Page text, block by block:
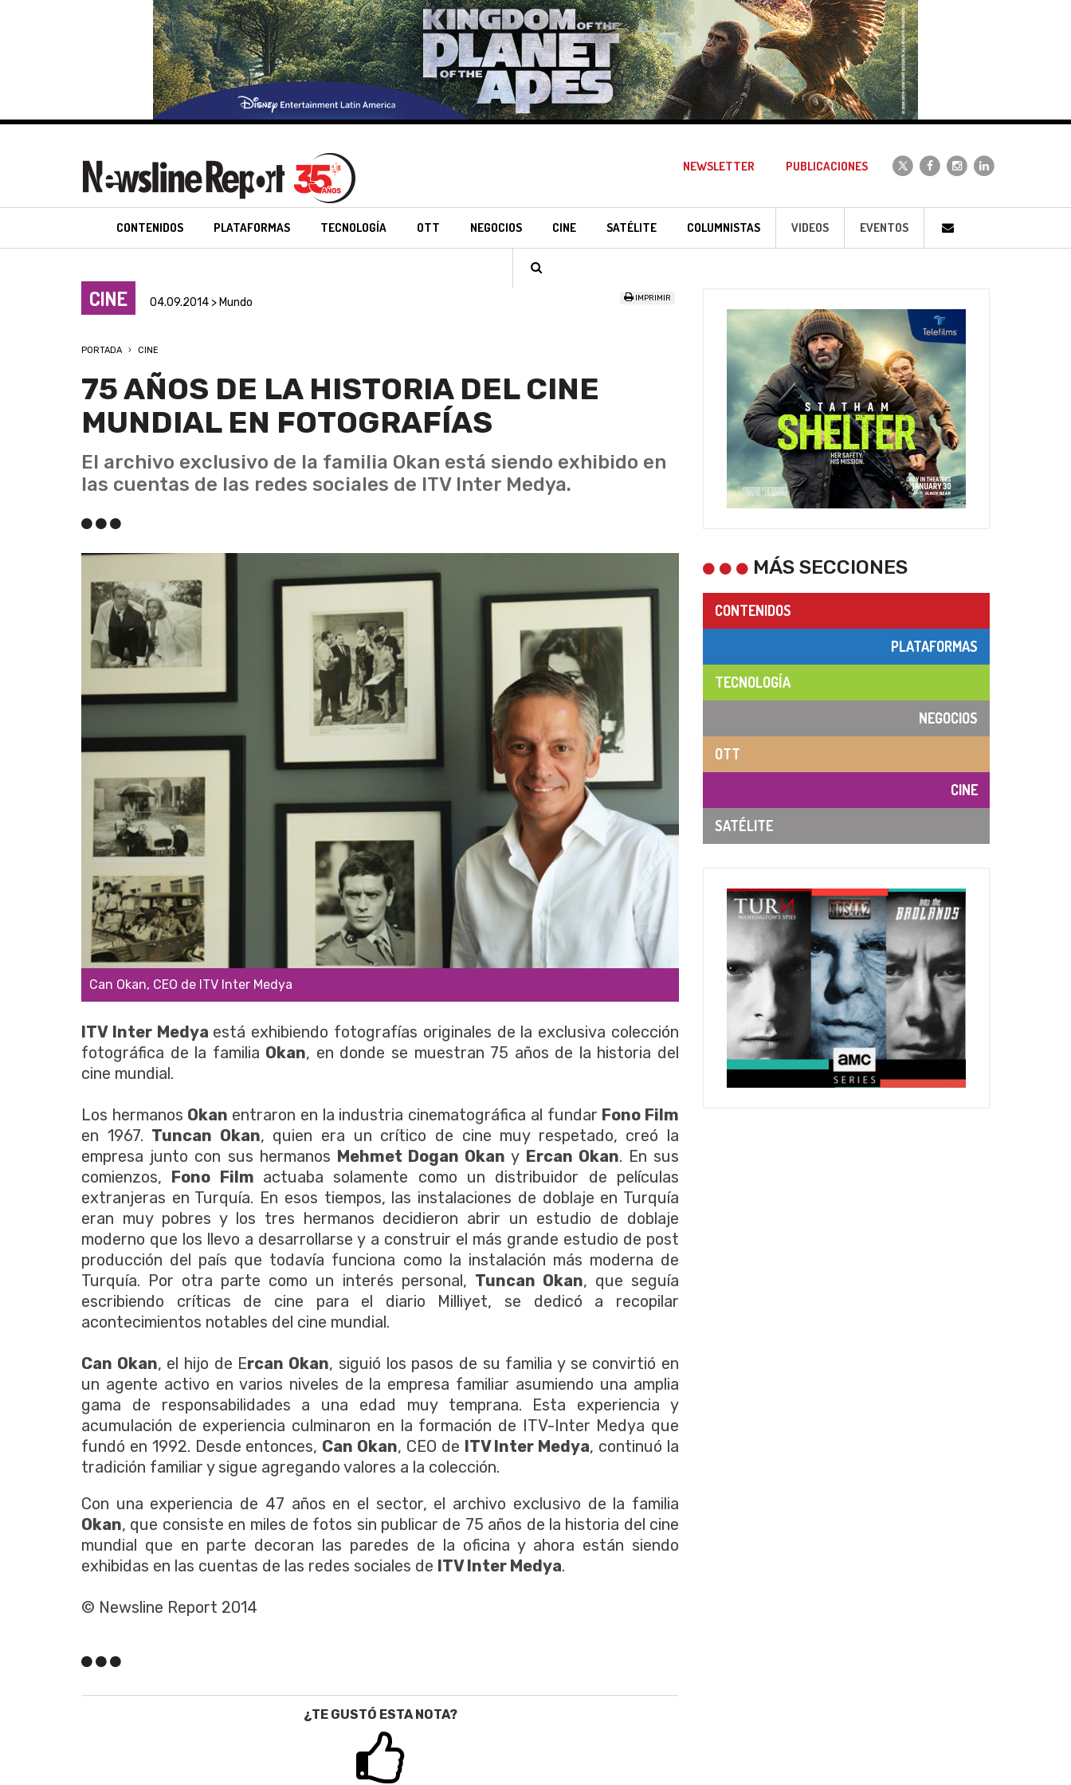
NEWSLETTER PUBLICACIONES
CONTENIDOS PLATAFORMAS TECNOLOGÍA OTT NEGOCIOS CINE SATÉLITE COLUMNISTAS VIDEOS EVENTOS
CINE 04.09.2014 > Mundo IMPRIMIR
PORTADA CINE
75 AÑOS DE LA HISTORIA DEL CINE
MUNDIAL EN FOTOGRAFÍAS
El archivo exclusivo de la familia Okan está siendo exhibido en
las cuentas de las redes sociales de ITV Inter Medya.
Can Okan, CEO de ITV Inter Medya
ITV Inter Medya está exhibiendo fotografías originales de la exclusiva colección
fotográfica de la familia Okan, en donde se muestran 75 años de la historia del
cine mundial.
Los hermanos Okan entraron en la industria cinematográfica al fundar Fono Film
en 1967. Tuncan Okan, quien era un crítico de cine muy respetado, creó la
empresa junto con sus hermanos Mehmet Dogan Okan y Ercan Okan. En sus
comienzos, Fono Film actuaba solamente como un distribuidor de películas
extranjeras en Turquía. En esos tiempos, las instalaciones de doblaje en Turquía
eran muy pobres y los tres hermanos decidieron abrir un estudio de doblaje
moderno que los llevo a desarrollarse y a construir el más grande estudio de post
producción del país que todavía funciona como la instalación más moderna de
Turquía. Por otra parte como un interés personal, Tuncan Okan, que seguía
escribiendo críticas de cine para el diario Milliyet, se dedicó a recopilar
acontecimientos notables del cine mundial.
Can Okan, el hijo de Ercan Okan, siguió los pasos de su familia y se convirtió en
un agente activo en varios niveles de la empresa familiar asumiendo una amplia
gama de responsabilidades a una edad muy temprana. Esta experiencia y
acumulación de experiencia culminaron en la formación de ITV-Inter Medya que
fundó en 1992. Desde entonces, Can Okan, CEO de ITV Inter Medya, continuó la
tradición familiar y sigue agregando valores a la colección.
Con una experiencia de 47 años en el sector, el archivo exclusivo de la familia
Okan, que consiste en miles de fotos sin publicar de 75 años de la historia del cine
mundial que en parte decoran las paredes de la oficina y ahora están siendo
exhibidas en las cuentas de las redes sociales de ITV Inter Medya.
© Newsline Report 2014
¿TE GUSTÓ ESTA NOTA?
MÁS SECCIONES
CONTENIDOS
PLATAFORMAS
TECNOLOGÍA
NEGOCIOS
OTT
CINE
SATÉLITE